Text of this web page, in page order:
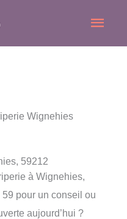
Wignehies
59212
à Wignehies,
pour un conseil ou
aujourd’hui ?